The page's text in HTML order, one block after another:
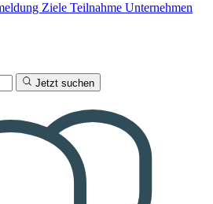
Ziele Teilnahme Unternehmen
Jetzt suchen